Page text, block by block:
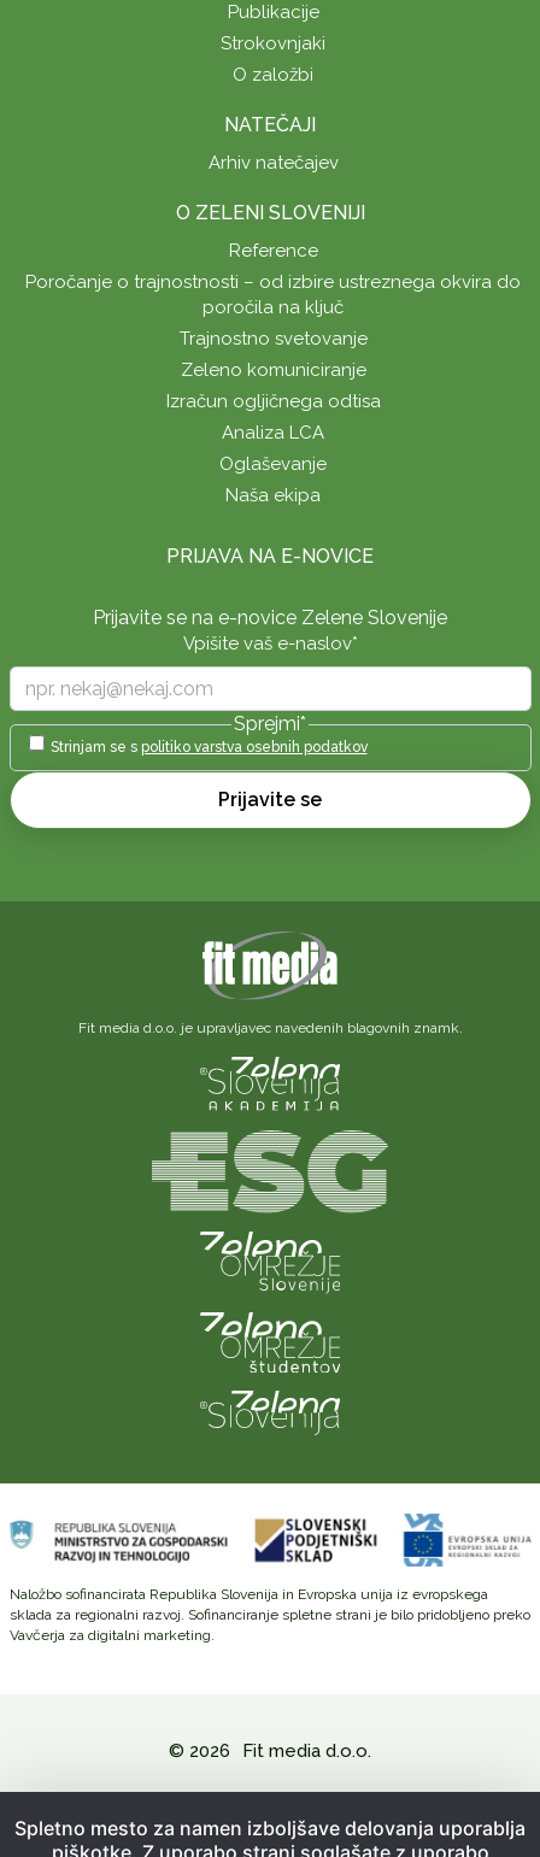
Publikacije
Strokovnjaki
O založbi
NATEČAJI
Arhiv natečajev
O ZELENI SLOVENIJI
Reference
Poročanje o trajnostnosti – od izbire ustreznega okvira do
poročila na ključ
Trajnostno svetovanje
Zeleno komuniciranje
Izračun ogljičnega odtisa
Analiza LCA
Oglaševanje
Naša ekipa
PRIJAVA NA E-NOVICE
Prijavite se na e-novice Zelene Slovenije
Vpišite vaš e-naslov*
Sprejmi*
Strinjam se s politiko varstva osebnih podatkov
Prijavite se
Fit media d.o.o. je upravljavec navedenih blagovnih znamk.
Naložbo sofinancirata Republika Slovenija in Evropska unija iz evropskega
sklada za regionalni razvoj. Sofinanciranje spletne strani je bilo pridobljeno preko
Vavčerja za digitalni marketing.
© 2026 Fit media d.o.o.
Splošni pogoji poslovanja
Spletno mesto za namen izboljšave delovanja uporablja
piškotke. Z uporabo strani soglašate z uporabo